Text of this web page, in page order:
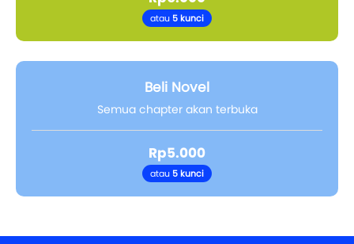
atau 5 kunci
Beli Novel
Semua chapter akan terbuka
Rp5.000
atau 5 kunci